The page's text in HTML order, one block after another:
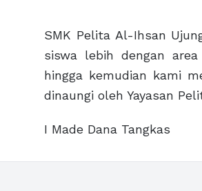
SMK Pelita Al-Ihsan
siswa lebih dengan
hingga kemudian kami
dinaungi oleh Yayasan
I Made Dana Tangkas